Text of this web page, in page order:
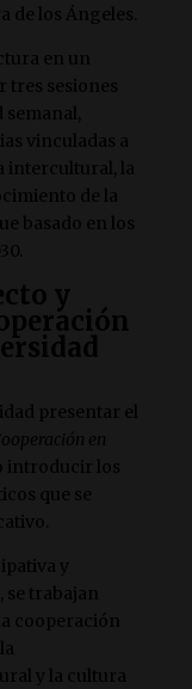
de los Ángeles.
en un
sesiones
vinculadas a
intercultural, la
de la
basado en los
y
presentar el
en
introducir los
que se
y
se trabajan
cooperación
y la cultura